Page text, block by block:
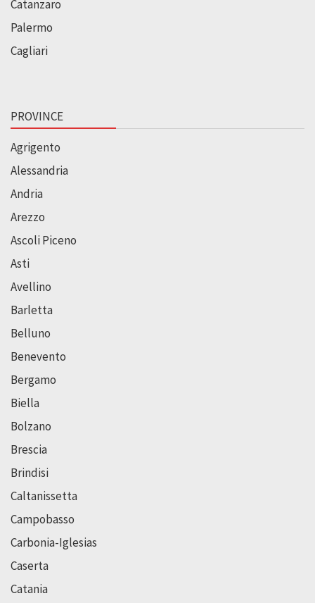
Catanzaro
Palermo
Cagliari
PROVINCE
Agrigento
Alessandria
Andria
Arezzo
Ascoli Piceno
Asti
Avellino
Barletta
Belluno
Benevento
Bergamo
Biella
Bolzano
Brescia
Brindisi
Caltanissetta
Campobasso
Carbonia-Iglesias
Caserta
Catania